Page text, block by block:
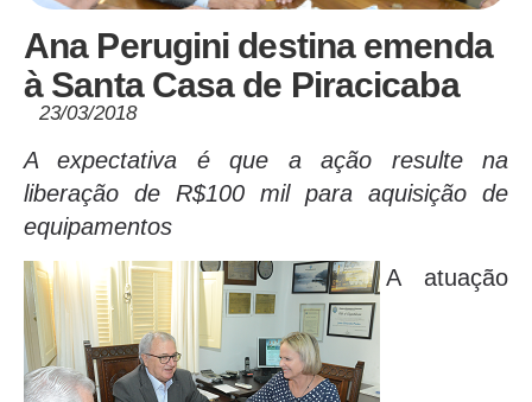
Ana Perugini destina emenda
à Santa Casa de Piracicaba
23/03/2018
A expectativa é que a ação resulte na
liberação de R$100 mil para aquisição de
equipamentos
A atuação